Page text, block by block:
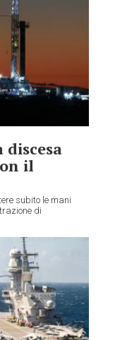
il
subito le mani
di